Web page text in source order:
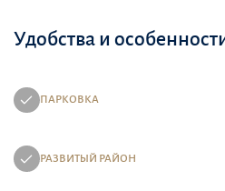
Удобства и
ПАРКОВКА
РАЗВИТЫЙ РАЙОН